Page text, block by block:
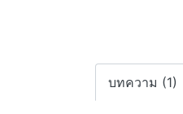
บทความ (1)